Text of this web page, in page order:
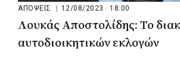
ΑΠΟΨΕΙΣ | 12/08/2023 · 18:00
Λουκάς Αποστολίδης: Το
αυτοδιοικητικών εκλογών